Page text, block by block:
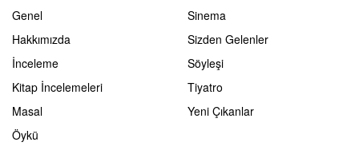
Genel
Hakkımızda
İnceleme
Kitap İncelemeleri
Masal
Öykü
Sinema
Sizden Gelenler
Söyleşi
Tiyatro
Yeni Çıkanlar